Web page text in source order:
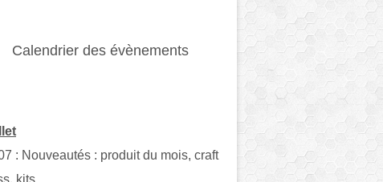
Calendrier des évènements
: Nouveautés : produit du mois, craft
kits